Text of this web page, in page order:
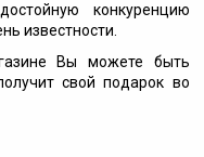
конкуренцию
известности.
Вы можете быть
свой подарок во